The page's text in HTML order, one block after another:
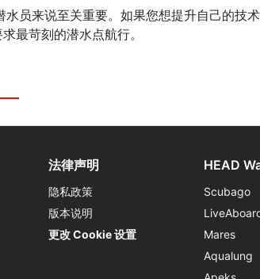
员来说至关重要。如果您想提升自己的技
最苛刻的潜水点航行。
法律声明
隐私政策
版本说明
更改 Cookie 设置
HEAD
Scubago
Mares
Aqualung